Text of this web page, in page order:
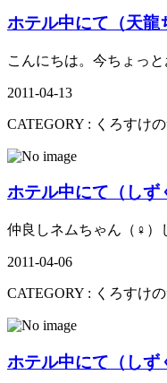
ホテル中にて（天龍
こんにちは。今ちょっ
2011-04-13
CATEGORY : くろすけ
ホテル中にて（しず
仲良しネムちゃん（♀）
2011-04-06
CATEGORY : くろすけ
ホテル中にて（しず